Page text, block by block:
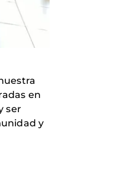
en
ser
y